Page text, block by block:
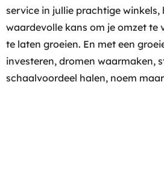
service in jullie prachtige winkels,
waardevolle kans om je omzet te
te laten groeien. En met een
investeren, dromen waarmaken,
schaalvoordeel halen, noem